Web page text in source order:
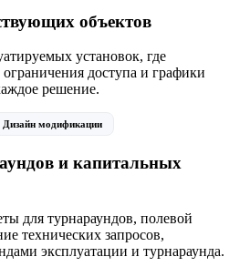
объектов
установок, где
доступа и графики
решение.
Дизайн модификации
и капитальных
для турнараундов, полевой
технических запросов,
эксплуатации и турнараунда.